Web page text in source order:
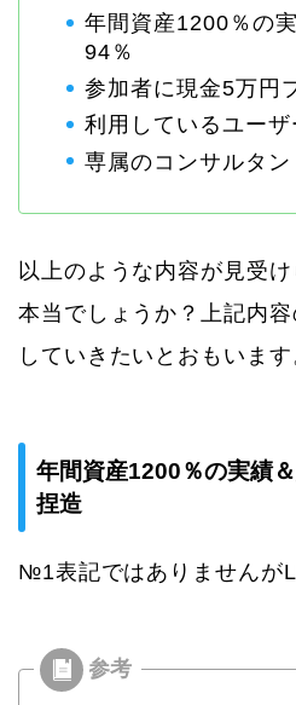
年間資産1200％の
94％
参加者に現金5万円
利用しているユー
専属のコンサルタ
以上のような内容が見受
本当でしょうか？上記内
していきたいとおもいます
年間資産1200％の実績
捏造
№1表記ではありませんが